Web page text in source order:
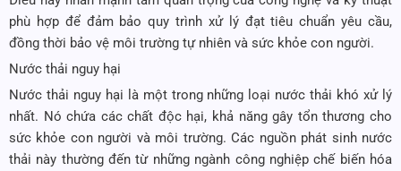
phù hợp để đảm bảo quy trình xử lý đạt tiêu chuẩn yêu cầu,
đồng thời bảo vệ môi trường tự nhiên và sức khỏe con người.
Nước thải nguy hại
Nước thải nguy hại là một trong những loại nước thải khó xử lý
nhất. Nó chứa các chất độc hại, khả năng gây tổn thương cho
sức khỏe con người và môi trường. Các nguồn phát sinh nước
thải này thường đến từ những ngành công nghiệp chế biến hóa